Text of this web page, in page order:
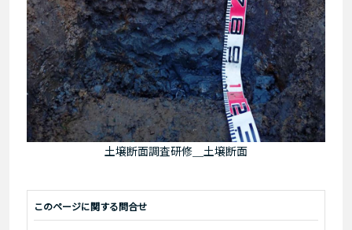
土壌断面調査研修＿土壌断面
このページに関する問合せ